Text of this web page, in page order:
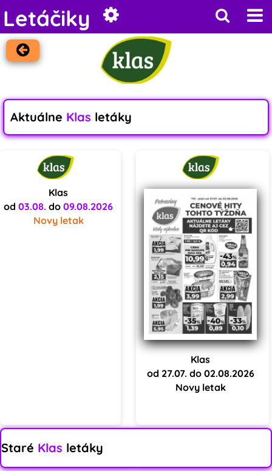
Letáčiky
Aktuálne Klas letáky
Klas
od 03.08. do 09.08.2026
Novy letak
Klas
od 27.07. do 02.08.2026
Novy letak
Staré Klas letáky